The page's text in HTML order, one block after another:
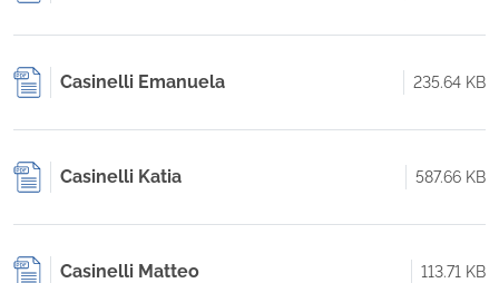
Casinelli Emanuela 235.64 KB
Casinelli Katia 587.66 KB
Casinelli Matteo 113.71 KB